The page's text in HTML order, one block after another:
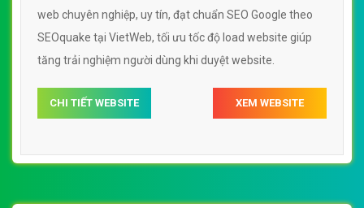
web chuyên nghiệp, uy tín, đạt chuẩn SEO Google theo
SEOquake tại VietWeb, tối ưu tốc độ load website giúp
tăng trải nghiệm người dùng khi duyệt website.
CHI TIẾT WEBSITE XEM WEBSITE